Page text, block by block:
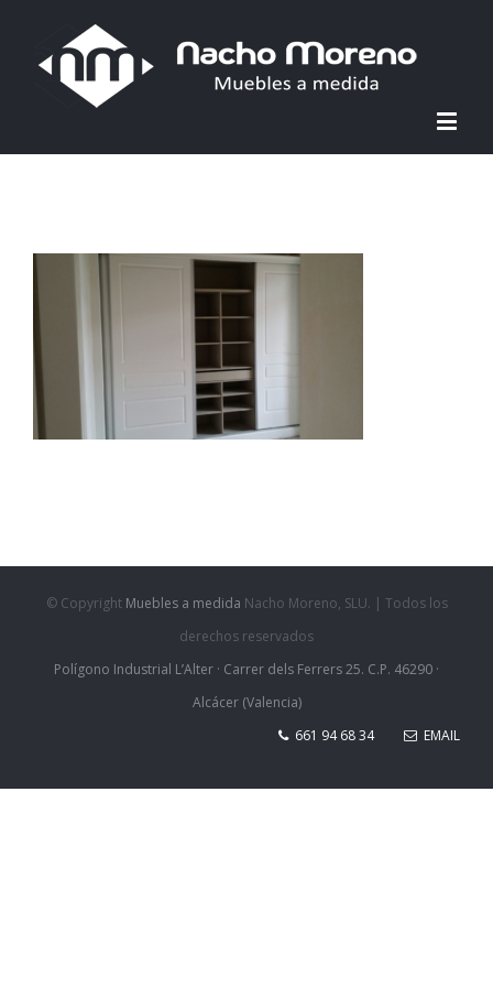
© Copyright Muebles a medida Nacho Moreno, SLU. | Todos los
derechos reservados
Polígono Industrial L’Alter · Carrer dels Ferrers 25. C.P. 46290 ·
Alcácer (Valencia)
661 94 68 34
EMAIL